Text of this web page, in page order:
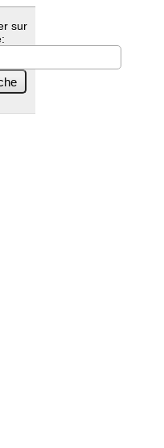
sur